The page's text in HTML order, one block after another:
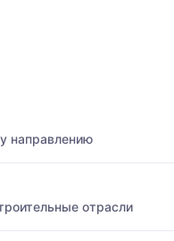
направлению
отрасли